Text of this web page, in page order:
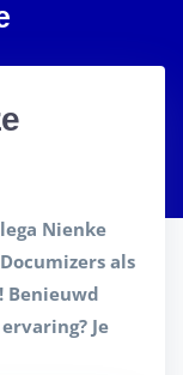
Nienke
als
Benieuwd
Je